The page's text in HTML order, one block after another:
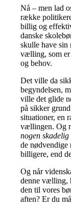
Nå – men lad
række
billig og
danske
skulle have sin
vælling, som
og behov.
Det ville da
begyndelsen,
ville det glide
på sikker
situationer, en
vællingen. Og
nogen skadelig
de nødvendige
billigere, end
Og når
denne vælling,
den til vores
aften? Er du